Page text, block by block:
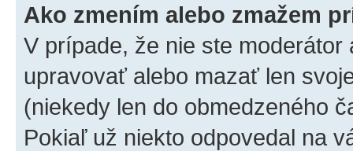
Ako zmením alebo zmažem
V prípade, že nie ste
upravovať alebo mazať len
(niekedy len do obmedzeného
Pokiaľ už niekto odpovedal na